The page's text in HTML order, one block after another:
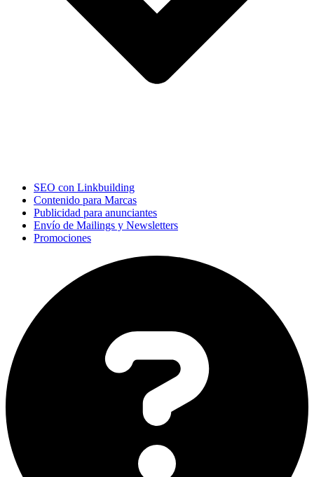
SEO con Linkbuilding
Contenido para Marcas
Publicidad para anunciantes
Envío de Mailings y Newsletters
Promociones